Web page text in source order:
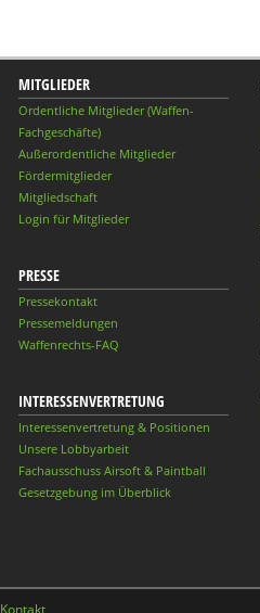
MITGLIEDER
Ordentliche Mitglieder (Waffen-
Fachgeschäfte)
Außerordentliche Mitglieder
Fördermitglieder
Mitgliedschaft
Login für Mitglieder
PRESSE
Pressekontakt
Pressemeldungen
Waffenrechts-FAQ
INTERESSENVERTRETUNG
Interessenvertretung & Positionen
Unsere Lobbyarbeit
Fachausschuss Airsoft & Paintball
Gesetzgebung im Überblick
Kontakt